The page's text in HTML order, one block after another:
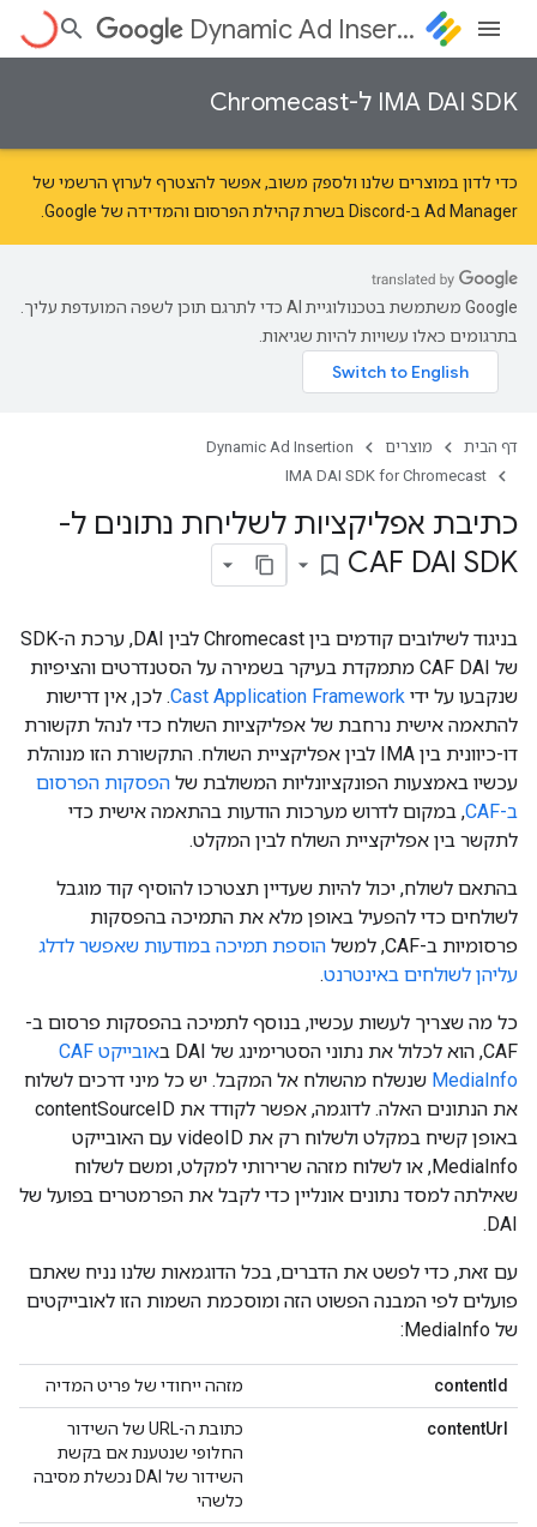
Dynamic Ad Insertion
IMA DAI SDK ל-Chromecast
כדי לדון במוצרים שלנו ולספק משוב, אפשר להצטרף לערוץ הרשמי של
Ad Manager ב-Discord בשרת
קהילת הפרסום והמדידה של Google
‫Google משתמשת בטכנולוגיית AI כדי לתרגם תוכן לשפה המועדפת עליך.
בתרגומים כאלו עשויות להיות שגיאות.
דף הבית מוצרים
Dynamic Ad Insertion
IMA DAI SDK for Chromecast
כתיבת אפליקציות לשליחת נתונים ל-
CAF DAI SDK
bookmark_border
בניגוד לשילובים קודמים בין Chromecast לבין DAI, ערכת ה-SDK
של CAF DAI מתמקדת בעיקר בשמירה על הסטנדרטים והציפיות
שנקבעו על ידי Cast Application Framework. לכן, אין דרישות
להתאמה אישית נרחבת של אפליקציות השולח כדי לנהל תקשורת
דו-כיוונית בין IMA לבין אפליקציית השולח. התקשורת הזו מנוהלת
עכשיו באמצעות הפונקציונליות המשולבת של הפסקות הפרסום
ב-CAF
, במקום לדרוש מערכות הודעות בהתאמה אישית כדי
לתקשר בין אפליקציית השולח לבין המקלט.
בהתאם לשולח, יכול להיות שעדיין תצטרכו להוסיף קוד מוגבל
לשולחים כדי להפעיל באופן מלא את התמיכה בהפסקות
פרסומיות ב-CAF, למשל
הוספת תמיכה במודעות שאפשר לדלג
עליהן לשולחים באינטרנט.
כל מה שצריך לעשות עכשיו, בנוסף לתמיכה בהפסקות פרסום ב-
CAF, הוא לכלול את נתוני הסטרימינג של DAI ב
אובייקט CAF
MediaInfo שנשלח מהשולח אל המקבל. יש כל מיני דרכים לשלוח
את הנתונים האלה. לדוגמה, אפשר לקודד את contentSourceID
באופן קשיח במקלט ולשלוח רק את videoID עם האובייקט
MediaInfo, או לשלוח מזהה שרירותי למקלט, ומשם לשלוח
שאילתה למסד נתונים אונליין כדי לקבל את הפרמטרים בפועל של
DAI.
עם זאת, כדי לפשט את הדברים, בכל הדוגמאות שלנו נניח שאתם
פועלים לפי המבנה הפשוט הזה ומוסכמת השמות הזו לאובייקטים
של MediaInfo:
contentId מזהה ייחודי של פריט המדיה
contentUrl
כתובת ה-URL של השידור
החלופי שנטענת אם בקשת
השידור של DAI נכשלת מסיבה
כלשהי